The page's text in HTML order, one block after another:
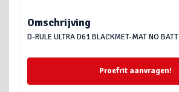
Omschrijving
D-RULE ULTRA D61 BLACKMET-MAT NO BATT
Proefrit aanvragen!